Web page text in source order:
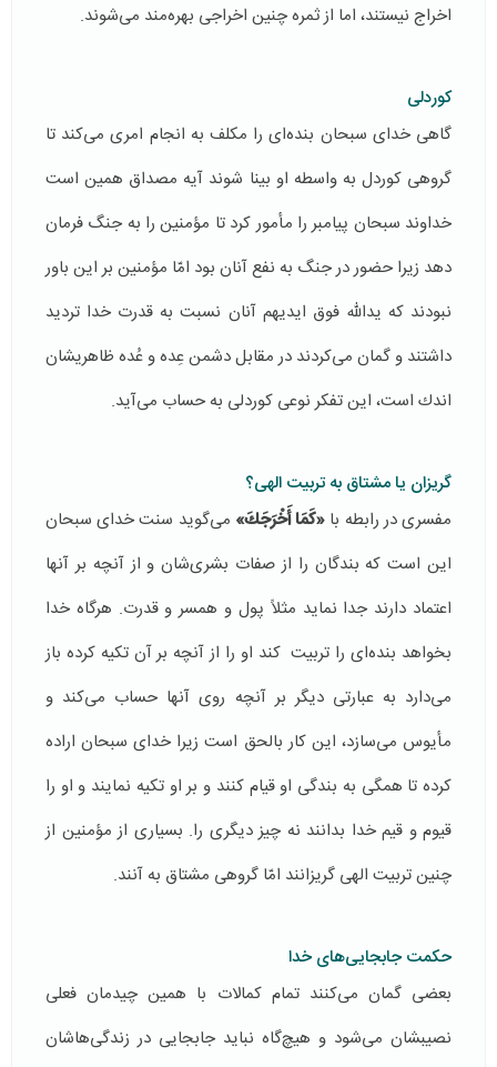
اخراج نیستند، اما از ثمره چنین اخراجی بهره‌مند می‌شوند.
کوردلی
گاهی خدای سبحان بند‌ه‌ای را مكلف به انجام امری می‌كند تا
گروهی كوردل به واسطه او بینا شوند آیه مصداق همین است
خداوند سبحان پیامبر را مأمور كرد تا مؤمنین را به جنگ فرمان
دهد زیرا حضور در جنگ به نفع آنان بود امّا مؤمنین بر این باور
نبودند كه یدالله فوق ایدیهم آنان نسبت به قدرت خدا تردید
داشتند و گمان می‌كردند در مقابل دشمن عِده و عُده ظاهریشان
اندك است، این تفكر نوعی كوردلی به حساب می‌آید.
گریزان یا مشتاق به تربیت الهی؟
مفسری در رابطه با «كَمَا أَخْرَجَكَ» می‌گوید سنت خدای سبحان
این است كه بندگان را از صفات بشری‌شان و از آنچه بر آنها
اعتماد دارند جدا نماید مثلاً پول و همسر و قدرت. هرگاه خدا
بخواهد بنده‌ای را تربیت كند او را از آنچه بر آن تكیه كرده باز
می‌دارد به عبارتی دیگر بر آنچه روی آنها حساب می‌كند و
مأیوس می‌سازد، این كار بالحق است زیرا خدای سبحان اراده
كرده تا همگی به بندگی او قیام كنند و بر او تكیه نمایند و او را
قیوم و قیم خدا بدانند نه چیز دیگری را. بسیاری از مؤمنین از
چنین تربیت الهی گریزانند امّا گروهی مشتاق به آنند.
حکمت جابجایی‌های خدا
بعضی گمان می‌كنند تمام كمالات با همین چیدمان فعلی
نصیبشان می‌شود و هیچ‌گاه نباید جابجایی در زندگی‌هاشان